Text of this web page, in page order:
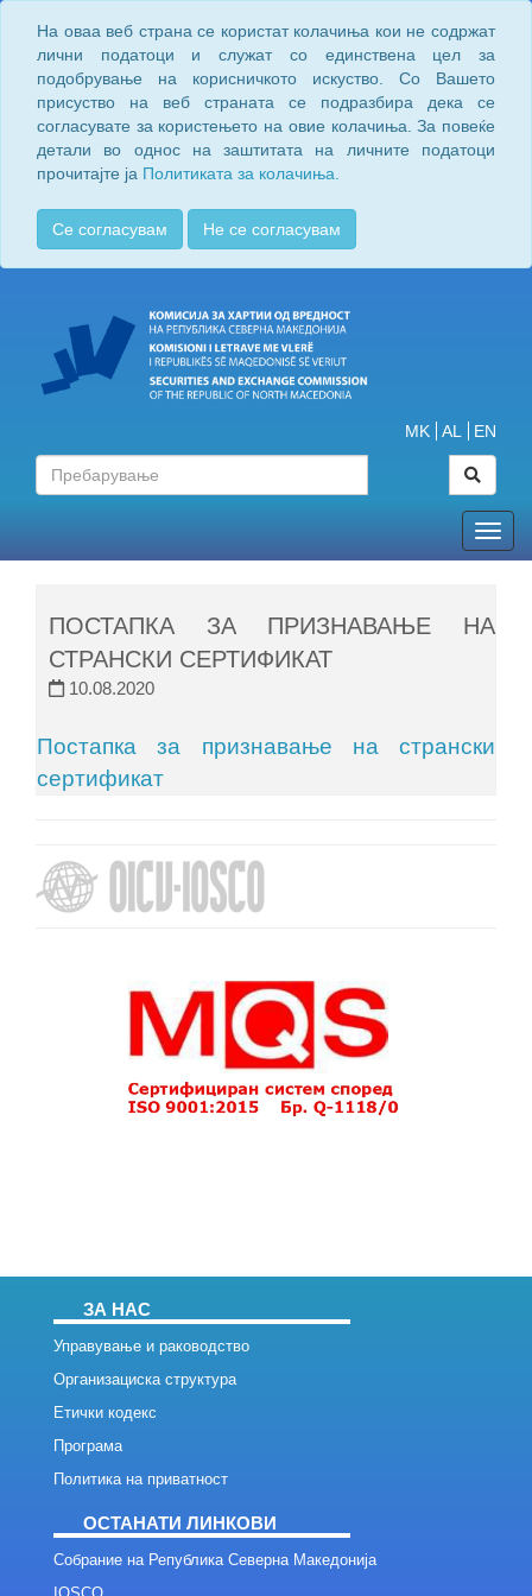
На оваа веб страна се користат колачиња кои не содржат
лични податоци и служат со единствена цел за
подобрување на корисничкото искуство. Со Вашето
присуство на веб страната се подразбира дека се
согласувате за користењето на овие колачиња. За повеќе
детали во однос на заштитата на личните податоци
прочитајте ја Политиката за колачиња.
Се согласувам Не се согласувам
MK AL EN
ПОСТАПКА ЗА ПРИЗНАВАЊЕ НА
СТРАНСКИ СЕРТИФИКАТ
10.08.2020
Постапка за признавање на странски
сертификат
ЗА НАС
Управување и раководство
Организациска структура
Етички кодекс
Програма
Политика на приватност
ОСТАНАТИ ЛИНКОВИ
Собрание на Република Северна Македонија